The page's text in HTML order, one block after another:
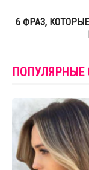
6 ФРАЗ,
ПОПУЛЯРНЫЕ